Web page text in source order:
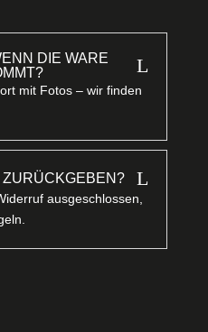
DIE WARE
L
mit Fotos – wir finden
L
ausgeschlossen,